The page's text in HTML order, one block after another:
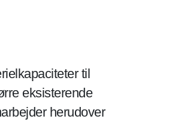
til
eksisterende
herudover